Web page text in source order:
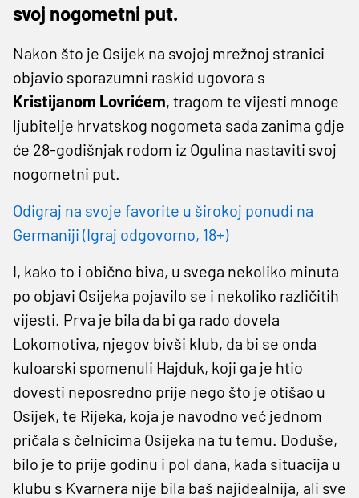
svoj nogometni put.
Nakon što je Osijek na svojoj mrežnoj stranici
objavio sporazumni raskid ugovora s
Kristijanom Lovrićem, tragom te vijesti mnoge
ljubitelje hrvatskog nogometa sada zanima gdje
će 28-godišnjak rodom iz Ogulina nastaviti svoj
nogometni put.
Odigraj na svoje favorite u širokoj ponudi na
Germaniji (Igraj odgovorno, 18+)
I, kako to i obično biva, u svega nekoliko minuta
po objavi Osijeka pojavilo se i nekoliko različitih
vijesti. Prva je bila da bi ga rado dovela
Lokomotiva, njegov bivši klub, da bi se onda
kuloarski spomenuli Hajduk, koji ga je htio
dovesti neposredno prije nego što je otišao u
Osijek, te Rijeka, koja je navodno već jednom
pričala s čelnicima Osijeka na tu temu. Doduše,
bilo je to prije godinu i pol dana, kada situacija u
klubu s Kvarnera nije bila baš najidealnija, ali sve